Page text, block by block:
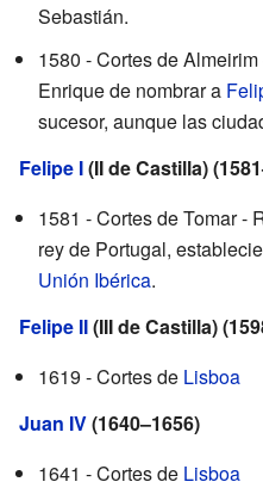
Sebastián.
1580 - Cortes de
Enrique de nombrar a
sucesor, aunque las
Felipe I(II de Castilla)
1581 - Cortes de Tomar -
rey de Portugal,
Unión Ibérica.
Felipe II(III de Castilla)
1619 - Cortes de Lisboa
Juan IV(1640–1656)
1641 - Cortes de Lisboa